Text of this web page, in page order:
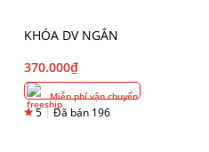
KHÓA DV NGẮN
370.000₫
Miễn phí vận chuyển
5|Đã bán 196